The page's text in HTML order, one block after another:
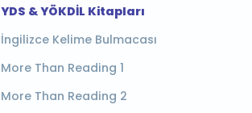
YDS & YÖKDİL Kitapları
İngilizce Kelime Bulmacası
More Than Reading 1
More Than Reading 2